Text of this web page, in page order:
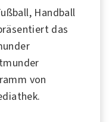
, Handball
das
von